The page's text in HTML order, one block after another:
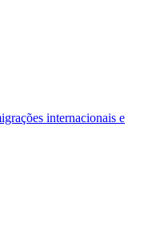
internacionais e